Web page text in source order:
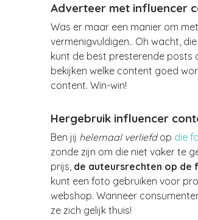
Adverteer met influencer
Was er maar een manier om
vermenigvuldigen.. Oh wacht,
kunt de best presterende posts
bekijken welke content goed
content. Win-win!
Hergebruik influencer
Ben jij helemaal verliefdop die
zonde zijn om die niet vaker te
prijs, de auteursrechten op de
kunt een foto gebruiken voor
webshop. Wanneer
ze zich gelijk thuis!